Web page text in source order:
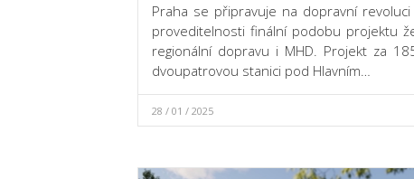
Praha se připravuje na dopravní
proveditelnosti finální podobu projektu
regionální dopravu i MHD. Projekt za
dvoupatrovou stanici pod Hlavním…
28 / 01 / 2025